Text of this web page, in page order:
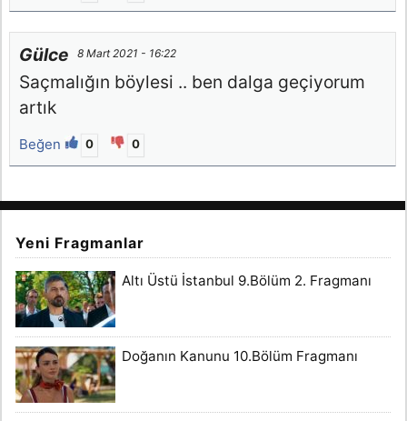
Gülce 8 Mart 2021 - 16:22
Saçmalığın böylesi .. ben dalga geçiyorum
artık
Beğen 0 0
Yeni Fragmanlar
Altı Üstü İstanbul 9.Bölüm 2. Fragmanı
Doğanın Kanunu 10.Bölüm Fragmanı